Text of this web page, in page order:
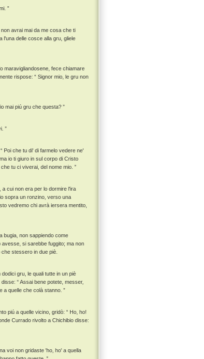
”
avrai mai da me cosa che ti
l'una delle cosce alla gru, gliele
maravigliandosene, fece chiamare
rispose: “ Signor mio, le gru non
mai piú gru che questa? ”
”
Poi che tu di' di farmelo vedere ne'
io ti giuro in sul corpo di Cristo
tu ci viverai, del nome mio. ”
a cui non era per lo dormire l'ira
sopra un ronzino, verso una
vedremo chi avrà iersera mentito,
bugia, non sappiendo come
si sarebbe fuggito; ma non
stessero in due piè.
gru, le quali tutte in un piè
“ Assai bene potete, messer,
a quelle che colà stanno. ”
piú a quelle vicino, gridò: “ Ho, ho!
Currado rivolto a Chichibio disse:
voi non gridaste 'ho, ho' a quella